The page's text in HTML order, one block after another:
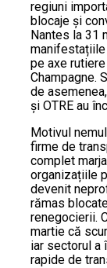
regiuni
blocaje şi
Nantes la 31
pe axe
Champagne.
de
și OTRE au
Motivul
firme de
complet
organizațiile
devenit
rămas
renegocierii.
martie că
iar sectorul a
rapide de